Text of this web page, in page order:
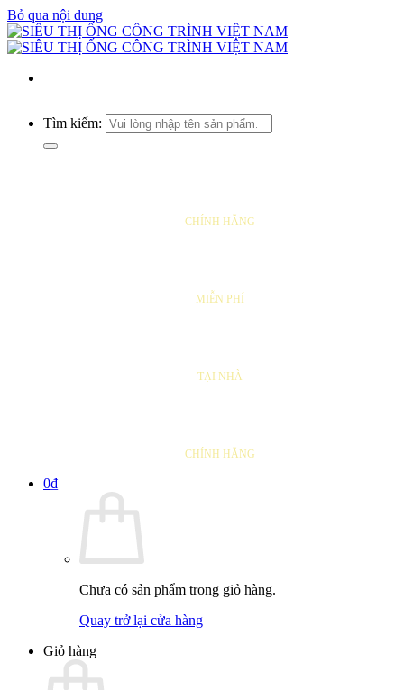
Bỏ qua nội dung
Tìm kiếm:
CHÍNH HÃNG
MIỄN PHÍ
TẠI NHÀ
CHÍNH HÃNG
0₫
Chưa có sản phẩm trong giỏ hàng.
Quay trở lại cửa hàng
Giỏ hàng